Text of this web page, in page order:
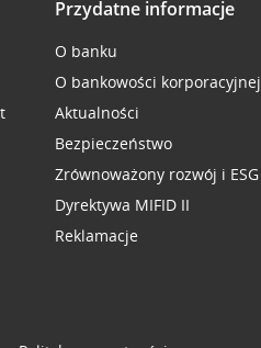
Przydatne informacje
O banku
O bankowości korporacyjnej
Aktualności
Bezpieczeństwo
Zrównoważony rozwój i ESG
Dyrektywa MIFID II
Reklamacje